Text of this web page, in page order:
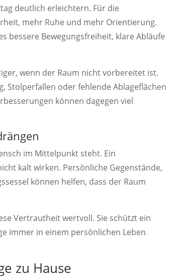
deutlich erleichtern. Für die
mehr Ruhe und mehr Orientierung.
bessere Bewegungsfreiheit, klare Abläufe
wenn der Raum nicht vorbereitet ist.
Stolperfallen oder fehlende Ablageflächen
können dagegen viel
im Mittelpunkt steht. Ein
kalt wirken. Persönliche Gegenstände,
können helfen, dass der Raum
Vertrautheit wertvoll. Sie schützt ein
immer in einem persönlichen Leben
zu Hause